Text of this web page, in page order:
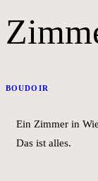
BOUDOIR
Ein Zimmer in
Das ist alles.